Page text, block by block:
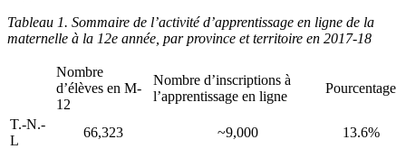
Tableau 1. Sommaire de l’activité d’apprentissage en ligne de la
maternelle à la 12e année, par province et territoire en 2017-18
Nombre
d’élèves en M-
12
Nombre d’inscriptions à
l’apprentissage en ligne
Pourcentage
T.-N.-
L
66,323 ~9,000
13.6%